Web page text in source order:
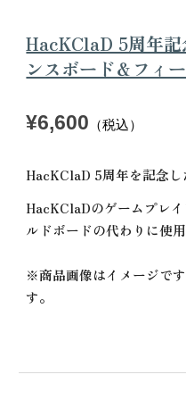
HacKClaD 5周年
ンスボード＆フィ
¥6,600 （税込）
HacKClaD 5周年を記念し
HacKClaDのゲームプレ
ルドボードの代わりに使用
※商品画像はイメージで
す。